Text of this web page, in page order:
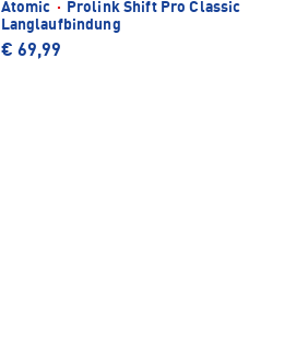
Atomic ·
Prolink Shift Pro Classic
Langlaufbindung
€ 69,99